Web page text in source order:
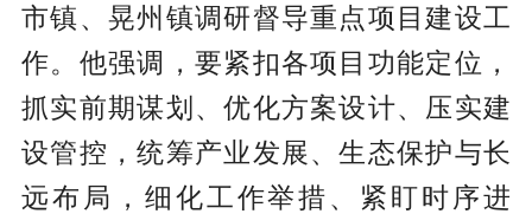
市镇、晃州镇调研督导重点项目建设工
作。他强调，要紧扣各项目功能定位，
抓实前期谋划、优化方案设计、压实建
设管控，统筹产业发展、生态保护与长
远布局，细化工作举措、紧盯时序进